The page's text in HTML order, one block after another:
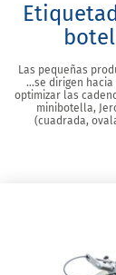
Las pequeñas
…se dirigen
optimizar las
minibotella,
(cuadrada,